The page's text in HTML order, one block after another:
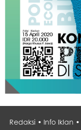
Redaksi • Info Iklan •